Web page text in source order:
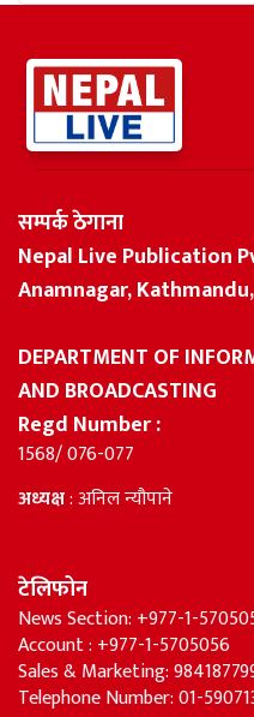
सम्पर्क ठेगाना
Nepal Live Publication
Anamnagar,
DEPARTMENT OF
AND BROADCASTING
Regd Number :
1568/ 076-077
अध्यक्ष: अनिल न्यौपाने
टेलिफोन
News Section: +977-1-
Account : +977-1-5705056
Sales & Marketing:
Telephone Number: 01-